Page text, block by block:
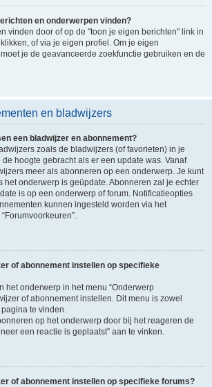
en onderwerpen vinden?
vinden door of op de "toon je eigen berichten" link in
of via je eigen profiel. Om je eigen
je de geavanceerde zoekfunctie gebruiken en de
en bladwijzers
een bladwijzer en abonnement?
zoals de bladwijzers (of favorieten) in je
de hoogte gebracht als er een update was. Vanaf
meer als abonneren op een onderwerp. Je kunt
het onderwerp is geüpdate. Abonneren zal je echter
is op een onderwerp of forum. Notificatieopties
kunnen ingesteld worden via het
of abonnement instellen op specifieke
het onderwerp in het menu “Onderwerp
of abonnement instellen. Dit menu is zowel
te vinden.
op het onderwerp door bij het reageren de
een reactie is geplaatst” aan te vinken.
of abonnement instellen op specifieke forums?